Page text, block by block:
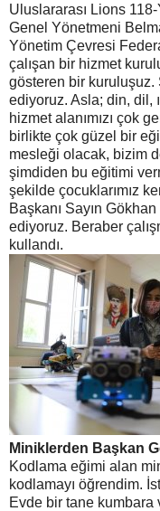
Uluslararası Lions
Genel Yönetmeni
Yönetim Çevresi
çalışan bir hizmet
gösteren bir kuruluşuz.
ediyoruz. Asla; din, dil,
hizmet alanımızı çok
birlikte çok güzel bir
mesleği olacak, bizim
şimdiden bu eğitimi
şekilde çocuklarımız
Başkanı Sayın
ediyoruz. Beraber
kullandı.
Miniklerden Başkan
Kodlama eğimi alan
kodlamayı öğrendim.
Evde bir tane kumbara